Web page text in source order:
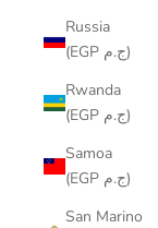
Russia
(EGP ج.م)
Rwanda
(EGP ج.م)
Samoa
(EGP ج.م)
San Marino